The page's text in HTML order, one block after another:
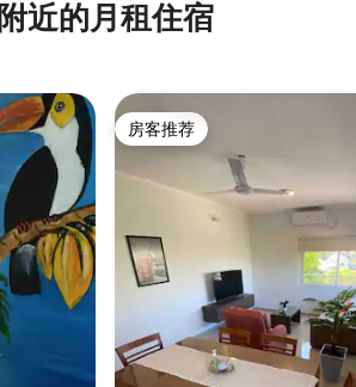
附近的月租住宿
房客推荐
房客推荐